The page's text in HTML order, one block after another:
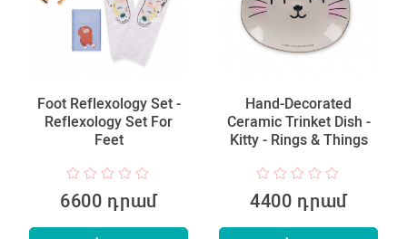
Foot Reflexology Set -
Reflexology Set For
Feet
6600 դրամ
Hand-Decorated
Ceramic Trinket Dish -
Kitty - Rings & Things
4400 դրամ